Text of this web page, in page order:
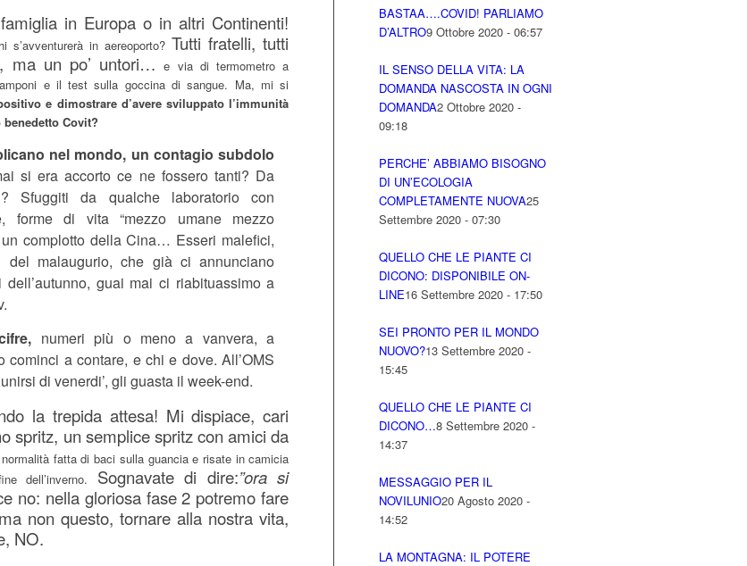
in Europa o in altri Continenti!
s’avventurerà in aereoporto? Tutti fratelli, tutti
ma un po’ untori… e via di termometro a
e il test sulla goccina di sangue. Ma, mi si
e dimostrare d’avere sviluppato l’immunità
Covit?
nel mondo, un contagio subdolo
si era accorto ce ne fossero tanti? Da
Sfuggiti da qualche laboratorio con
forme di vita “mezzo umane mezzo
complotto della Cina… Esseri malefici,
del malaugurio, che già ci annunciano
dell’autunno, guai mai ci riabituassimo a
numeri più o meno a vanvera, a
cominci a contare, e chi e dove. All’OMS
di venerdi’, gli guasta il week-end.
la trepida attesa! Mi dispiace, cari
spritz, un semplice spritz con amici da
fatta di baci sulla guancia e risate in camicia
dell’inverno. Sognavate di dire:”ora si
no: nella gloriosa fase 2 potremo fare
non questo, tornare alla nostra vita,
NO.
BASTAA….COVID! PARLIAMO
D’ALTRO9 Ottobre 2020 - 06:57
IL SENSO DELLA VITA: LA
DOMANDA NASCOSTA IN OGNI
DOMANDA2 Ottobre 2020 -
09:18
PERCHE’ ABBIAMO BISOGNO
DI UN’ECOLOGIA
COMPLETAMENTE NUOVA25
Settembre 2020 - 07:30
QUELLO CHE LE PIANTE CI
DICONO: DISPONIBILE ON-
LINE16 Settembre 2020 - 17:50
SEI PRONTO PER IL MONDO
NUOVO?13 Settembre 2020 -
15:45
QUELLO CHE LE PIANTE CI
DICONO…8 Settembre 2020 -
14:37
MESSAGGIO PER IL
NOVILUNIO20 Agosto 2020 -
14:52
LA MONTAGNA: IL POTERE